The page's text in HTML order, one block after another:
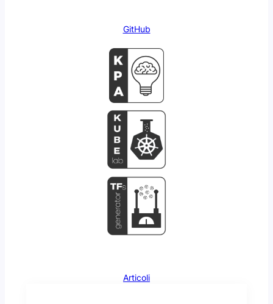
GitHub
Articoli